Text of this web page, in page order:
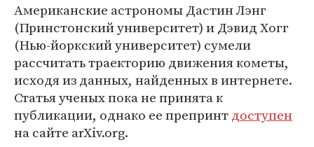
Американские астрономы Дастин Лэнг
(Принстонский университет) и Дэвид Хогг
(Нью-йоркский университет) сумели
рассчитать траекторию движения кометы,
исходя из данных, найденных в интернете.
Статья ученых пока не принята к
публикации, однако ее препринтдоступен
на сайте arXiv.org.